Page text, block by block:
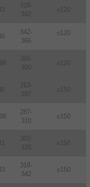
318-
342
≤120
342-
366
≤120
366-
390
≤120
263-
287
≤150
287-
310
≤150
302-
326
≤150
318-
342
≤150